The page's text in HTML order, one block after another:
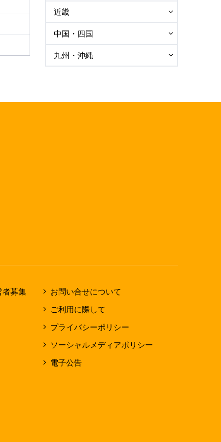
近畿
中国・四国
九州・沖縄
者募集
お問い合せについて
ご利用に際して
プライバシーポリシー
ソーシャルメディアポリシー
電子公告